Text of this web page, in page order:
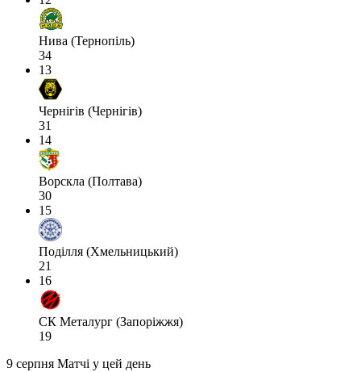
Нива (Тернопіль)
34
13
Чернігів (Чернігів)
31
14
Ворскла (Полтава)
30
15
Поділля (Хмельницький)
21
16
СК Металург (Запоріжжя)
19
9 серпня Матчі у цей день